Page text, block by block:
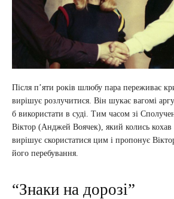
Після п’яти років шлюбу пара переживає
вирішує розлучитися. Він шукає вагомі
б використати в суді. Тим часом зі
Віктор (Анджей Воячек), який колись
вирішує скористатися цим і пропонує
його перебування.
“Знаки на дорозі”